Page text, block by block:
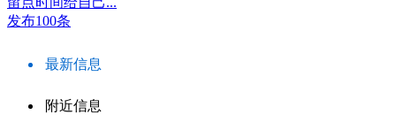
发布100条
最新信息
附近信息